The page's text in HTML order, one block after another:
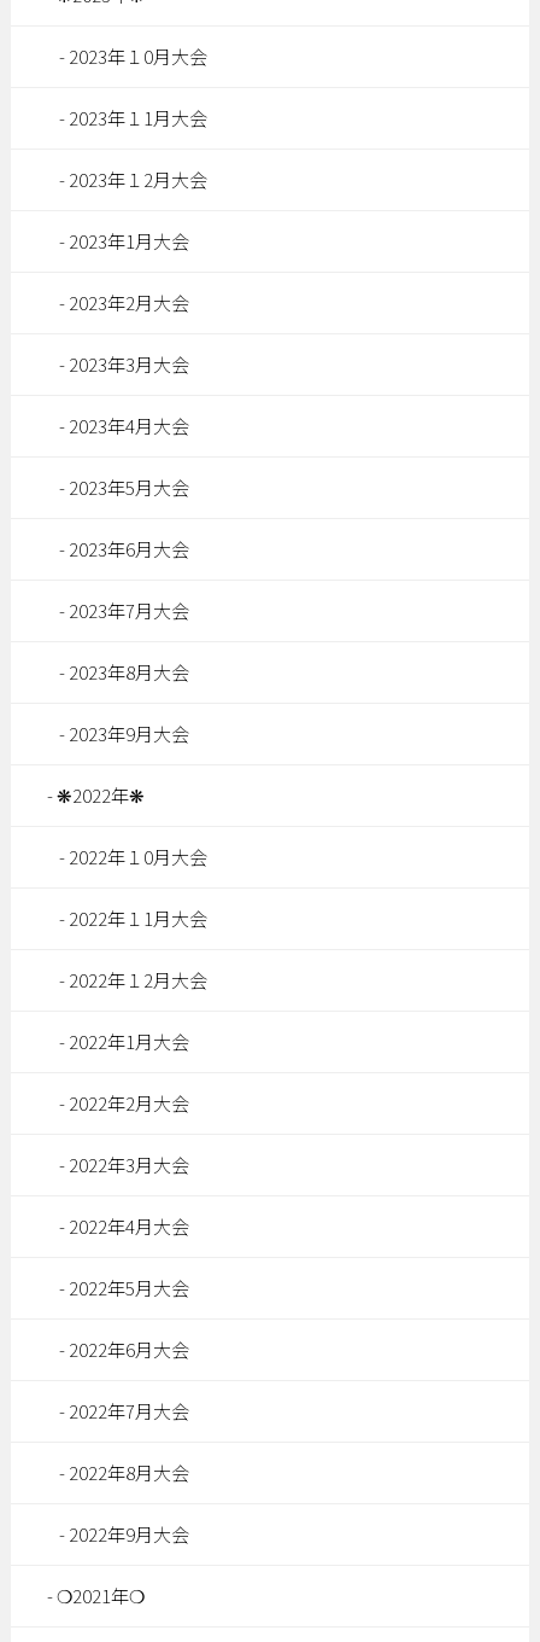
2023年１0月大会
2023年１1月大会
2023年１2月大会
2023年1月大会
2023年2月大会
2023年3月大会
2023年4月大会
2023年5月大会
2023年6月大会
2023年7月大会
2023年8月大会
2023年9月大会
❋2022年❋
2022年１0月大会
2022年１1月大会
2022年１2月大会
2022年1月大会
2022年2月大会
2022年3月大会
2022年4月大会
2022年5月大会
2022年6月大会
2022年7月大会
2022年8月大会
2022年9月大会
❍2021年❍